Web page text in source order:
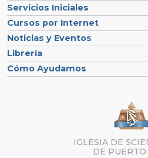
Servicios Iniciales
Cursos por Internet
Noticias y Eventos
Librería
Cómo Ayudamos
IGLESIA DE
DE PUERTO